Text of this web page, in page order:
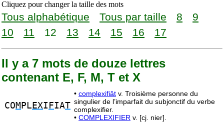
Cliquez pour changer la taille des mots
Tous alphabétique Tous par taille 8
9
10
11 12 13 14 15 16 17
Il y a 7 mots de douze lettres
contenant E, F, M, T et X
COM PL EXI FIAT
• complexifiât v. Troisième personne du
singulier de l’imparfait du subjonctif du verbe
complexifier.
• COMPLEXIFIER v. [cj. nier].